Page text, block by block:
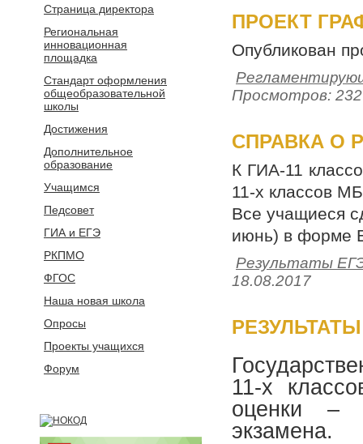
Страница директора
Региональная
инновационная
площадка
Стандарт оформления
общеобразовательной
школы
Достижения
Дополнительное
образование
Учащимся
Педсовет
ГИА и ЕГЭ
РКПМО
ФГОС
Наша новая школа
Опросы
Проекты учащихся
Форум
ПРОЕКТ
Опубликован
Просмотров:
СПРАВКА О
К ГИА-11
11-х классов
Все учащиеся
июнь) в форме
Результаты
18.08.2017
11-х
оценки –
экзамена.